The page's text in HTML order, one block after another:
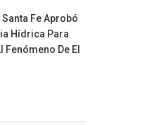
Santa Fe Aprobó
Hídrica Para
De El